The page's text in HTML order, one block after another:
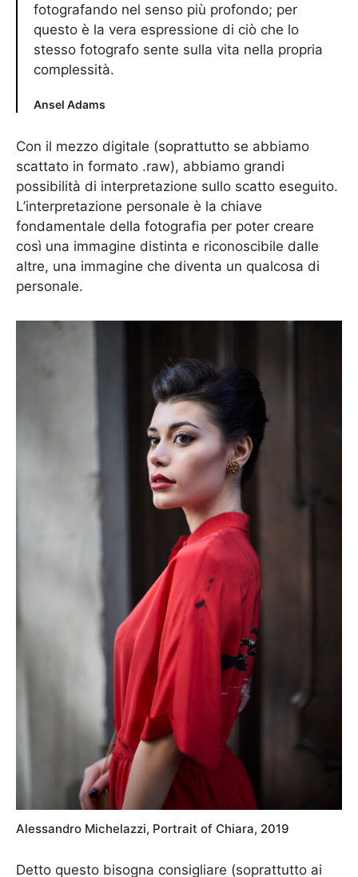
fotografando nel senso più profondo; per
questo è la vera espressione di ciò che lo
stesso fotografo sente sulla vita nella propria
complessità.
Ansel Adams
Con il mezzo digitale (soprattutto se abbiamo
scattato in formato .raw), abbiamo grandi
possibilità di interpretazione sullo scatto eseguito.
L’interpretazione personale è la chiave
fondamentale della fotografia per poter creare
così una immagine distinta e riconoscibile dalle
altre, una immagine che diventa un qualcosa di
personale.
Alessandro Michelazzi, Portrait of Chiara, 2019
Detto questo bisogna consigliare (soprattutto ai